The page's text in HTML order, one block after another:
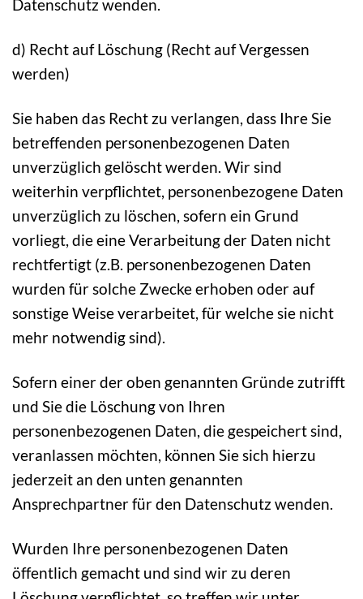
Datenschutz wenden.
d) Recht auf Löschung (Recht auf Vergessen
werden)
Sie haben das Recht zu verlangen, dass Ihre Sie
betreffenden personenbezogenen Daten
unverzüglich gelöscht werden. Wir sind
weiterhin verpflichtet, personenbezogene Daten
unverzüglich zu löschen, sofern ein Grund
vorliegt, die eine Verarbeitung der Daten nicht
rechtfertigt (z.B. personenbezogenen Daten
wurden für solche Zwecke erhoben oder auf
sonstige Weise verarbeitet, für welche sie nicht
mehr notwendig sind).
Sofern einer der oben genannten Gründe zutrifft
und Sie die Löschung von Ihren
personenbezogenen Daten, die gespeichert sind,
veranlassen möchten, können Sie sich hierzu
jederzeit an den unten genannten
Ansprechpartner für den Datenschutz wenden.
Wurden Ihre personenbezogenen Daten
öffentlich gemacht und sind wir zu deren